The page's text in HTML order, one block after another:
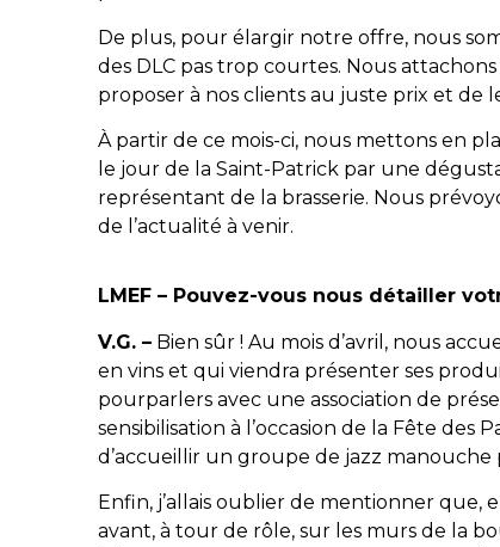
De plus, pour élargir notre offre, nous
des DLC pas trop courtes. Nous
proposer à nos clients au juste prix et de
À partir de ce mois-ci, nous mettons en
le jour de la Saint-Patrick par une
représentant de la brasserie. Nous
de l’actualité à venir.
LMEF – Pouvez-vous nous détailler
V.G. – Bien sûr ! Au mois d’avril, nous
en vins et qui viendra présenter ses
pourparlers avec une association de
sensibilisation à l’occasion de la Fête des
d’accueillir un groupe de jazz
Enfin, j’allais oublier de mentionner que,
avant, à tour de rôle, sur les murs de la